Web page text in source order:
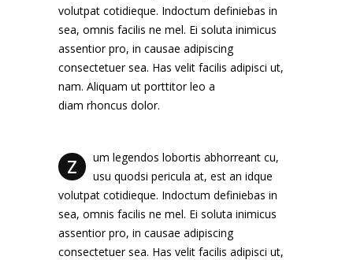
volutpat cotidieque. Indoctum definiebas in
sea, omnis facilis ne mel. Ei soluta inimicus
assentior pro, in causae adipiscing
consectetuer sea. Has velit facilis adipisci ut,
nam. Aliquam ut porttitor leo a
diam rhoncus dolor.
Z
um legendos lobortis abhorreant cu,
usu quodsi pericula at, est an idque
volutpat cotidieque. Indoctum definiebas in
sea, omnis facilis ne mel. Ei soluta inimicus
assentior pro, in causae adipiscing
consectetuer sea. Has velit facilis adipisci ut,